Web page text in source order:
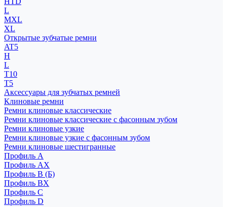
L
MXL
XL
Открытые зубчатые ремни
AT5
H
L
T10
T5
Аксессуары для зубчатых ремней
Клиновые ремни
Ремни клиновые классические
Ремни клиновые классические с фасонным зубом
Ремни клиновые узкие
Ремни клиновые узкие с фасонным зубом
Ремни клиновые шестигранные
Профиль A
Профиль AX
Профиль B (Б)
Профиль BX
Профиль C
Профиль D